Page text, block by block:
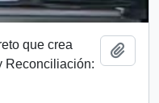
que crea
Reconciliación: